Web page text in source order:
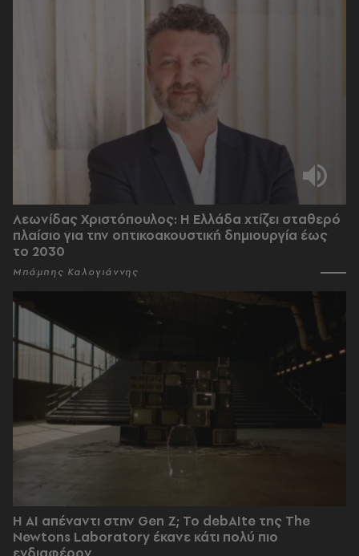
Λεωνίδας Χριστόπουλος: Η Ελλάδα χτίζει σταθερό
πλαίσιο για την οπτικοακουστική δημιουργία έως
το 2030
Μπάμπης Καλογιάννης
Η AI απέναντι στην Gen Z; Το debAIte της The
Newtons Laboratory έκανε κάτι πολύ πιο